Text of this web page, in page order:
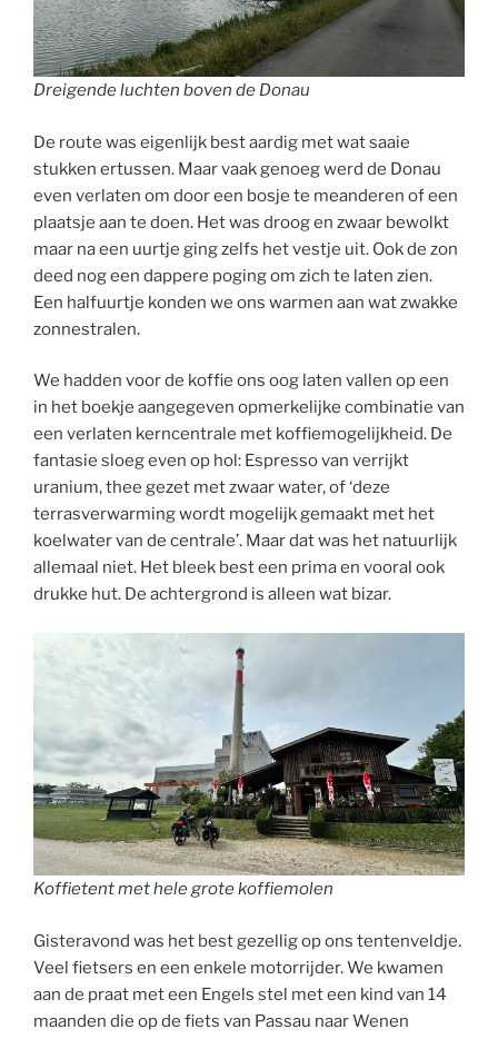
Dreigende luchten boven de Donau
De route was eigenlijk best aardig met wat saaie
stukken ertussen. Maar vaak genoeg werd de Donau
even verlaten om door een bosje te meanderen of een
plaatsje aan te doen. Het was droog en zwaar bewolkt
maar na een uurtje ging zelfs het vestje uit. Ook de zon
deed nog een dappere poging om zich te laten zien.
Een halfuurtje konden we ons warmen aan wat zwakke
zonnestralen.
We hadden voor de koffie ons oog laten vallen op een
in het boekje aangegeven opmerkelijke combinatie van
een verlaten kerncentrale met koffiemogelijkheid. De
fantasie sloeg even op hol: Espresso van verrijkt
uranium, thee gezet met zwaar water, of ‘deze
terrasverwarming wordt mogelijk gemaakt met het
koelwater van de centrale’. Maar dat was het natuurlijk
allemaal niet. Het bleek best een prima en vooral ook
drukke hut. De achtergrond is alleen wat bizar.
Koffietent met hele grote koffiemolen
Gisteravond was het best gezellig op ons tentenveldje.
Veel fietsers en een enkele motorrijder. We kwamen
aan de praat met een Engels stel met een kind van 14
maanden die op de fiets van Passau naar Wenen